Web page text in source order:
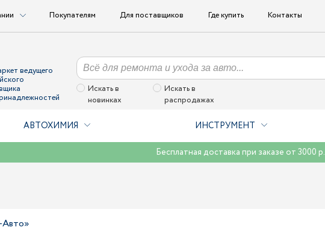
Покупателям Для поставщиков Где купить Контакты
ведущего
Искать в
новинках
Искать в
распродажах
АВТОХИМИЯ ИНСТРУМЕНТ
Бесплатная доставка при заказе от 3000 р.